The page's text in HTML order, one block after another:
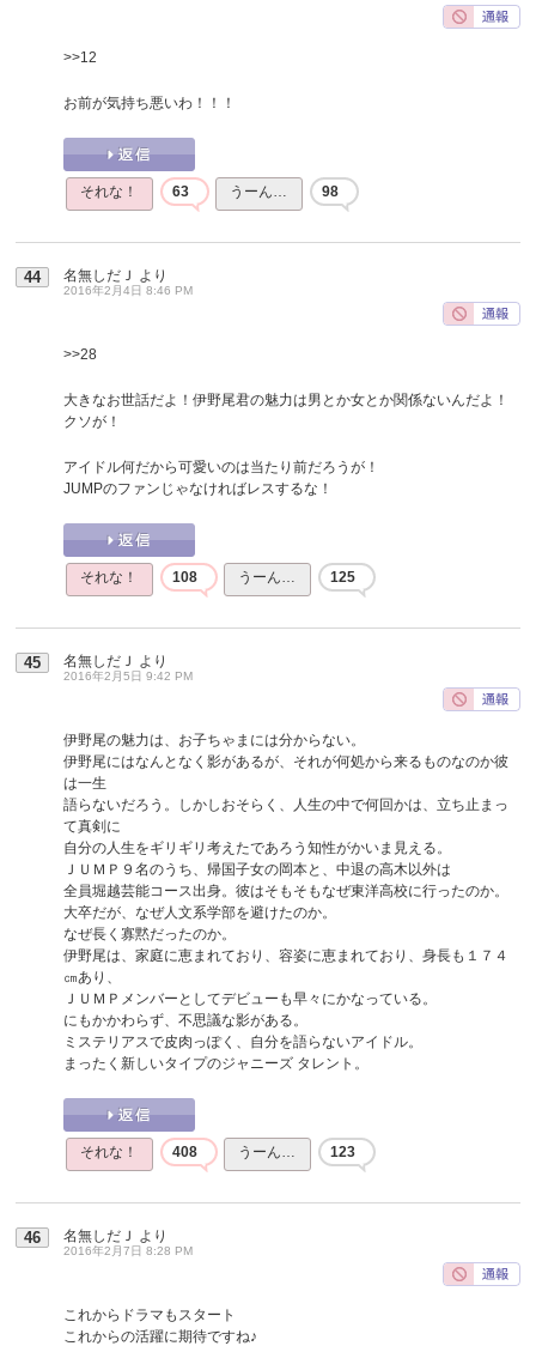
>>12
お前が気持ち悪いわ！！！
それな！ 63 うーん… 98
44 名無しだＪ より
2016年2月4日 8:46 PM
>>28
大きなお世話だよ！伊野尾君の魅力は男とか女とか関係ないんだよ！
クソが！
アイドル何だから可愛いのは当たり前だろうが！
JUMPのファンじゃなければレスするな！
それな！ 108 うーん… 125
45 名無しだＪ より
2016年2月5日 9:42 PM
伊野尾の魅力は、お子ちゃまには分からない。
伊野尾にはなんとなく影があるが、それが何処から来るものなのか彼
は一生
語らないだろう。しかしおそらく、人生の中で何回かは、立ち止まっ
て真剣に
自分の人生をギリギリ考えたであろう知性がかいま見える。
ＪＵＭＰ９名のうち、帰国子女の岡本と、中退の高木以外は
全員堀越芸能コース出身。彼はそもそもなぜ東洋高校に行ったのか。
大卒だが、なぜ人文系学部を避けたのか。
なぜ長く寡黙だったのか。
伊野尾は、家庭に恵まれており、容姿に恵まれており、身長も１７４
㎝あり、
ＪＵＭＰメンバーとしてデビューも早々にかなっている。
にもかかわらず、不思議な影がある。
ミステリアスで皮肉っぽく、自分を語らないアイドル。
まったく新しいタイプのジャニーズ タレント。
それな！ 408 うーん… 123
46 名無しだＪ より
2016年2月7日 8:28 PM
これからドラマもスタート
これからの活躍に期待ですね♪